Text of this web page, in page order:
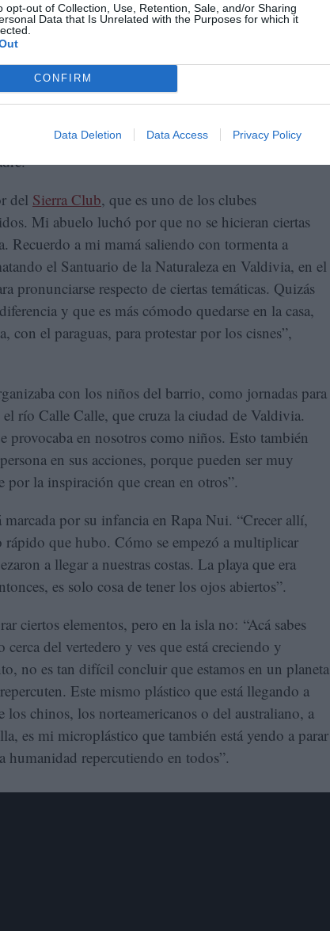
opt-out of Collection, Use, Retention, Sale, and/or Sharing
Data that Is Unrelated with the Purposes for which it
CONFIRM
Data Deletion Data Access Privacy Policy
ven. Y cada una de nuestras dimensiones están
no. En el caso de Mahani, pareciera ser un
son tres conceptos que marcan todos sus
del Sierra Club, que es uno de los clubes
Mi abuelo luchó por que no se hicieran ciertas
Recuerdo a mi mamá saliendo con tormenta a
el Santuario de la Naturaleza en Valdivia, en el
pronunciarse respecto de ciertas temáticas. Quizás
y que es más cómodo quedarse en la casa,
el paraguas, para protestar por los cisnes”,
con los niños del barrio, como jornadas para
río Calle Calle, que cruza la ciudad de Valdivia.
provocaba en nosotros como niños. Esto también
en sus acciones, porque pueden ser muy
la inspiración que crean en otros”.
por su infancia en Rapa Nui. “Crecer allí,
que hubo. Cómo se empezó a multiplicar
a llegar a nuestras costas. La playa que era
es solo cosa de tener los ojos abiertos”.
ciertos elementos, pero en la isla no: “Acá sabes
del vertedero y ves que está creciendo y
no es tan difícil concluir que estamos en un planeta
Este mismo plástico que está llegando a
los chinos, los norteamericanos o del australiano, a
es mi microplástico que también está yendo a parar
humanidad repercutiendo en todos”.